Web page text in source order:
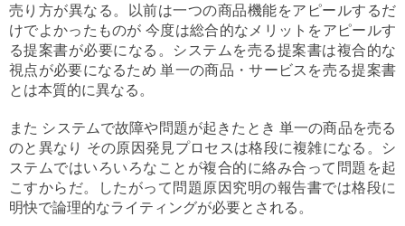
売り方が異なる。以前は一つの商品機能をアピールするだ
けでよかったものが 今度は総合的なメリットをアピールす
る提案書が必要になる。システムを売る提案書は複合的な
視点が必要になるため 単一の商品・サービスを売る提案書
とは本質的に異なる。
また システムで故障や問題が起きたとき 単一の商品を売る
のと異なり その原因発見プロセスは格段に複雑になる。シ
ステムではいろいろなことが複合的に絡み合って問題を起
こすからだ。したがって問題原因究明の報告書では格段に
明快で論理的なライティングが必要とされる。